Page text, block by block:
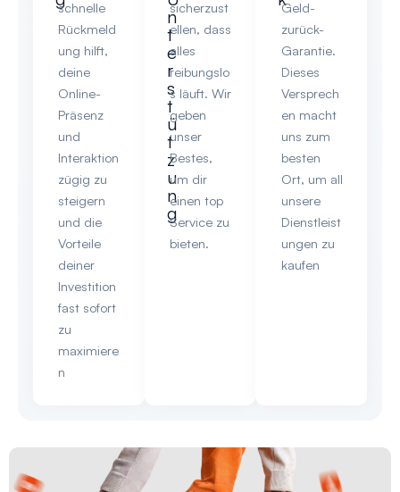
schnelle
Rückmeld
ung hilft,
deine
Online-
Präsenz
und
Interaktion
zügig zu
steigern
und die
Vorteile
deiner
Investition
fast sofort
zu
maximiere
n
n
t
e
r
s
t
ü
t
z
u
n
g
sicherzust
ellen, dass
alles
reibungslo
s läuft. Wir
geben
unser
Bestes,
um dir
einen top
Service zu
bieten.
Geld-
zurück-
Garantie.
Dieses
Versprech
en macht
uns zum
besten
Ort, um all
unsere
Dienstleist
ungen zu
kaufen